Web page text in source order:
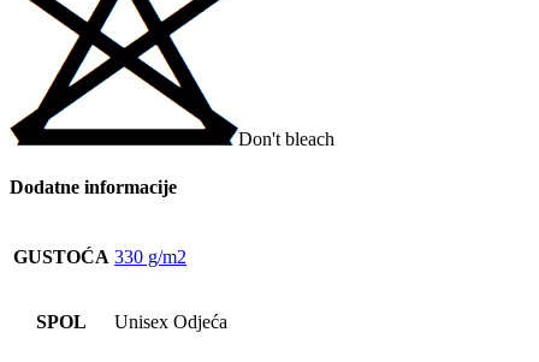
Don't bleach
Dodatne informacije
GUSTOĆA 330 g/m2
SPOL Unisex Odjeća